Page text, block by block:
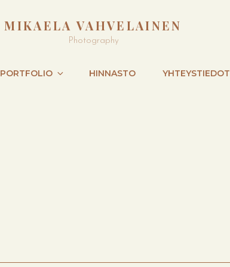
MIKAELA VAHVELAINEN
Photography
PORTFOLIO HINNASTO YHTEYSTIEDOT